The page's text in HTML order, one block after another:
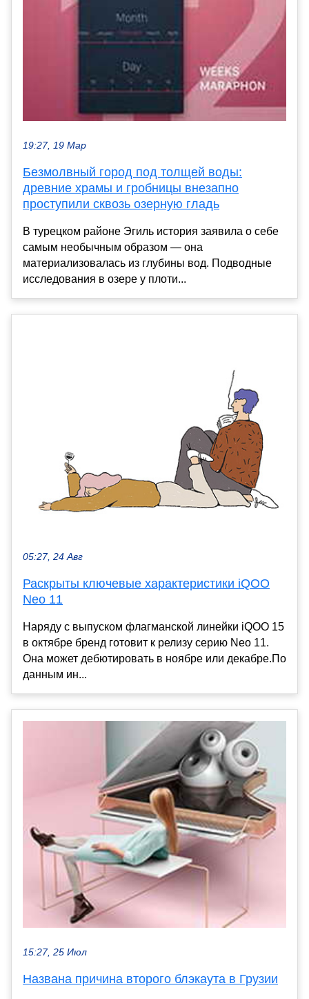
19:27, 19 Мар
Безмолвный город под толщей воды:
древние храмы и гробницы внезапно
проступили сквозь озерную гладь
В турецком районе Эгиль история заявила о себе
самым необычным образом — она
материализовалась из глубины вод. Подводные
исследования в озере у плоти...
05:27, 24 Авг
Раскрыты ключевые характеристики iQOO
Neo 11
Наряду с выпуском флагманской линейки iQOO 15
в октябре бренд готовит к релизу серию Neo 11.
Она может дебютировать в ноябре или декабре.По
данным ин...
15:27, 25 Июл
Названа причина второго блэкаута в Грузии